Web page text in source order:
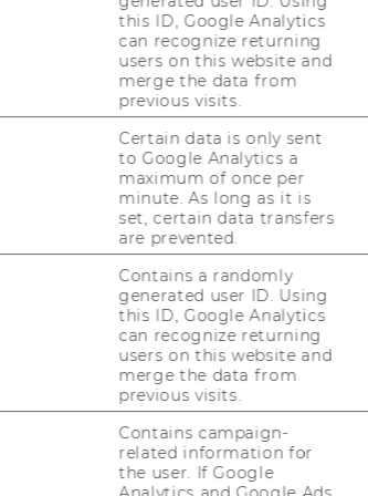
zur Recherche)
- Ebene 1
NewsletterBluesky
this ID, Google Analytics
can recognize returning
users on this website and
merge the data from
previous visits.
Certain data is only sent
to Google Analytics a
maximum of once per
minute. As long as it is
set, certain data transfers
are prevented.
Contains a randomly
generated user ID. Using
this ID, Google Analytics
can recognize returning
users on this website and
merge the data from
previous visits.
Contains campaign-
related information for
the user. If Google